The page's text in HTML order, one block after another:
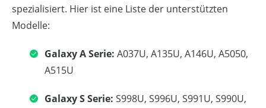
spezialisiert. Hier ist eine Liste der unterstützten
Modelle:
Galaxy A Serie: A037U, A135U, A146U, A5050,
A515U
Galaxy S Serie: S998U, S996U, S991U, S990U,